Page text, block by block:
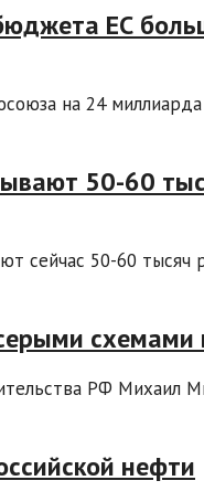
ЕС
на 24
50-60
сейчас 50-60 тысяч
схемами
РФ Михаил
нефти